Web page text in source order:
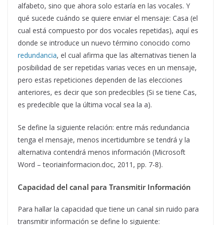
alfabeto, sino que ahora solo estaría en las vocales. Y
qué sucede cuándo se quiere enviar el mensaje: Casa (el
cual está compuesto por dos vocales repetidas), aquí es
donde se introduce un nuevo término conocido como
redundancia, el cual afirma que las alternativas tienen la
posibilidad de ser repetidas varias veces en un mensaje,
pero estas repeticiones dependen de las elecciones
anteriores, es decir que son predecibles (Si se tiene Cas,
es predecible que la última vocal sea la a).
Se define la siguiente relación: entre más redundancia
tenga el mensaje, menos incertidumbre se tendrá y la
alternativa contendrá menos información (Microsoft
Word – teoriainformacion.doc, 2011, pp. 7-8).
Capacidad del canal para Transmitir Información
Para hallar la capacidad que tiene un canal sin ruido para
transmitir información se define lo siguiente: